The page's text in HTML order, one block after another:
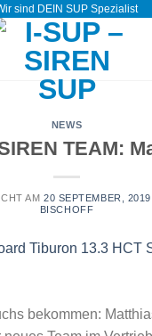
sind DEIN SUP Spezialist
NEWS
TEAM:
AM 20 SEPTEMBER, 2019
BISCHOFF
bekommen: